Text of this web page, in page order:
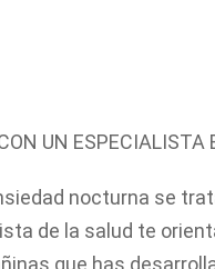
UN ESPECIALISTA
nocturna se
de la salud te